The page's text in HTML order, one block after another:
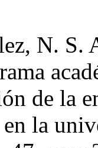
N. S.
de la
la